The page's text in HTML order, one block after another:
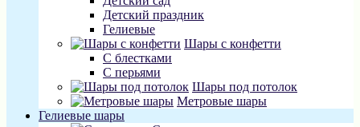
Детский праздник
Гелиевые
Шары с конфетти
С блестками
С перьями
Шары под потолок
Метровые шары
Гелиевые шары